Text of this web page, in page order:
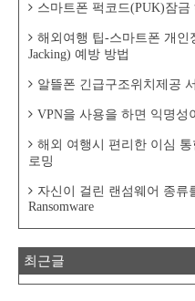
스마트폰 퍽코드(PUK)잠금
해외여행 팁-스마트폰 개인
Jacking) 예방 방법
알뜰폰 긴급구조위치제공
VPN을 사용을 하면 익명성
해외 여행시 편리한 이심
로밍
자신이 걸린 랜섬웨어 종류
Ransomware
최근글